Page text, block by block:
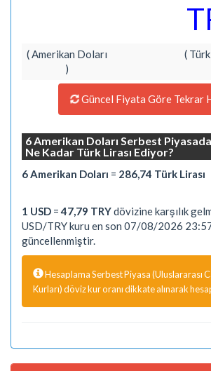
( Amerikan Doları
)
(
Güncel Fiyata Göre Tekrar
6 Amerikan Doları Serbest
Ne Kadar Türk Lirası Ediyor?
6 Amerikan Doları = 286,74 Türk Lirası
1 USD =47,79 TRYdövizine karşılık
USD/TRY kuru en son 07/08/2026
güncellenmiştir.
Hesaplama Serbest Piyasa (Uluslararası
Kurları) döviz kur oranı dikkate alınarak